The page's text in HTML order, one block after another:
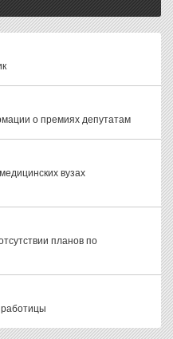
о премиях депутатам
вузах
планов по